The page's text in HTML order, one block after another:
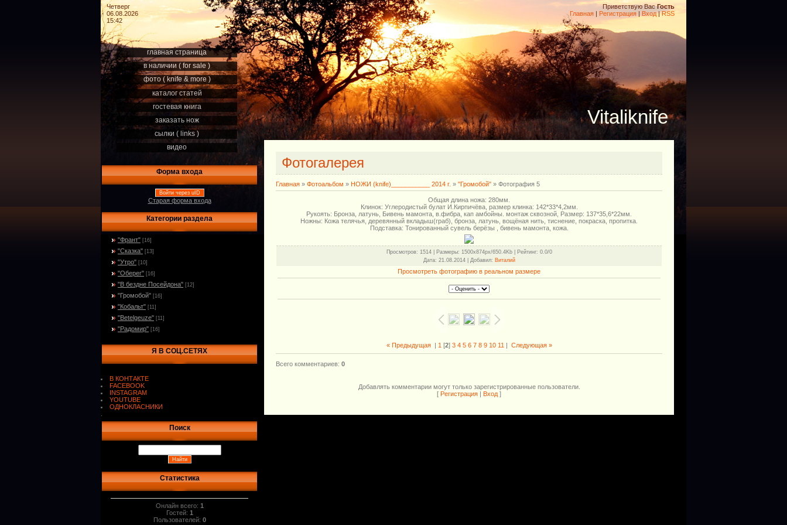
Четверг
06.08.2026
15:42
Приветствую Вас Гость
Главная | Регистрация | Вход|RSS
главная страница
в наличии ( for sale )
фото ( knife & more )
каталог статей
гостевая книга
заказать нож
сылки ( links )
видео
Форма входа
Войти через uID
Старая форма входа
Категории раздела
"Франт" [16]
"Сказка" [13]
"Утро" [10]
"Оберег" [16]
"В бездне Посейдона" [12]
"Громобой" [16]
"Кобальт" [11]
"Betelgeuze" [11]
"Радомир" [16]
Я В СОЦ.СЕТЯХ
В КОНТАКТЕ
FACEBOOK
INSTAGRAM
YOUTUBE
ОДНОКЛАСНИКИ
Поиск
Статистика
Онлайн всего: 1
Гостей: 1
Пользователей: 0
Vitaliknife
Фотогалерея
Главная » Фотоальбом » НОЖИ (knife)___________ 2014 г. » "Громобой" » Фотография 5
Общая длина ножа: 280мм.
Клинок: Углеродистый булат И.Кирпичёва, размер клинка: 142*33*4,2мм.
Рукоять: Бронза, латунь, Бивень мамонта, в.фибра, кап амбойны. монтаж сквозной, Размер: 137*35,6*22мм.
Ножны: Кожа телячья, деревянный вкладыш(граб), бронза, латунь, вощёная нить, тиснение, покраска, пропитка.
Подставка: Тонированный сувель берёзы , бивень мамонта, кожа.
Просмотров: 1514 | Размеры: 1500x874px/650.4Kb | Рейтинг: 0.0/0
Дата: 21.08.2014 | Добавил: Виталий
Просмотреть фотографию в реальном размере
« Предыдущая| 1 [2] 3 4 5 6 7 8 9 10 11 | Следующая »
Всего комментариев: 0
Добавлять комментарии могут только зарегистрированные пользователи.
[ Регистрация Вход ]